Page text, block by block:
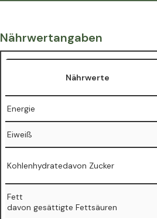
Nährwertangaben
Nährwerte
Energie
Eiweiß
Kohlenhydratedavon Zucker
Fett
⁠davon gesättigte Fettsäuren